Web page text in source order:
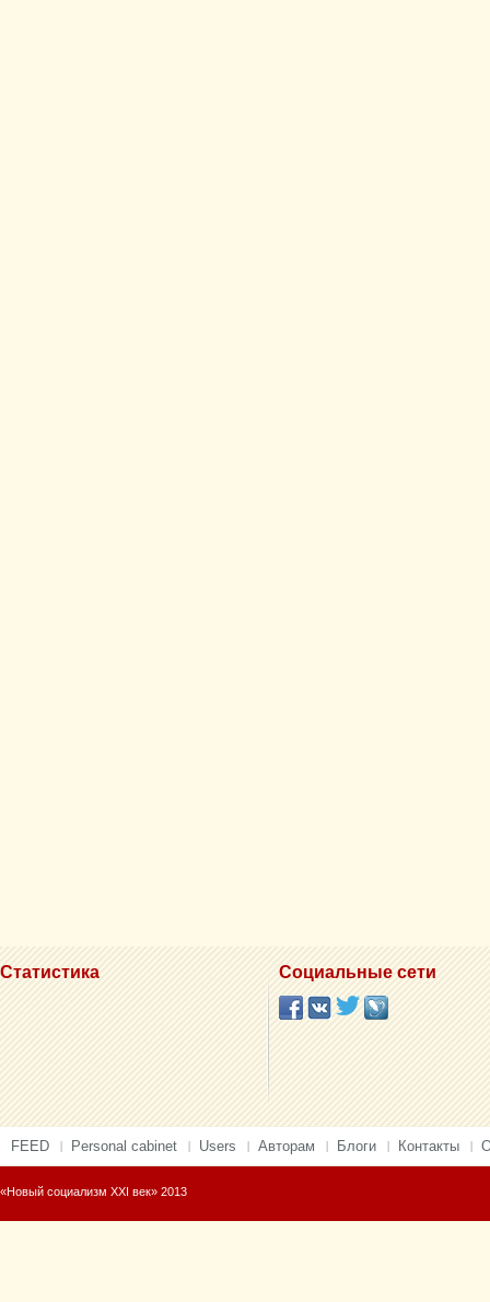
Статистика Социальные сети
FEED Personal cabinet Users Авторам Блоги Контакты
«Новый социализм XXI век» 2013